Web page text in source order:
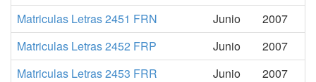
Matriculas Letras 2451 FRN
Junio
2007
Matriculas Letras 2452 FRP
Junio
2007
Matriculas Letras 2453 FRR
Junio
2007